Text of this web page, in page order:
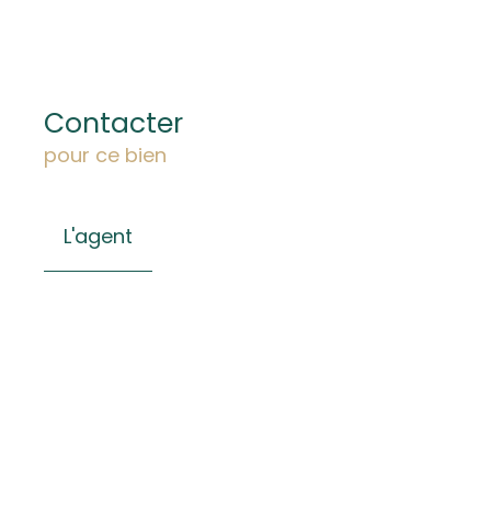
Contacter
pour ce bien
L'agent